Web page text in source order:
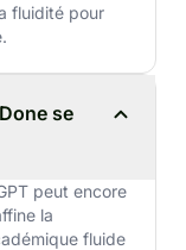
fluidité pour
se
peut encore
la
fluide